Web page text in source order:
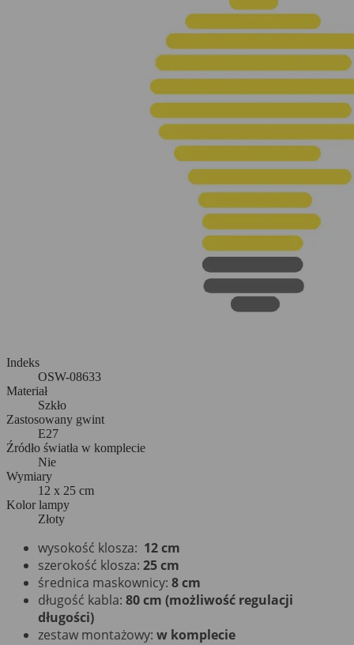
Indeks
OSW-08633
Materiał
Szkło
Zastosowany gwint
E27
Źródło światła w komplecie
Nie
Wymiary
12 x 25 cm
Kolor lampy
Złoty
wysokość klosza: 12 cm
szerokość klosza: 25 cm
średnica maskownicy: 8 cm
długość kabla: 80cm (możliwość regulacji
długości)
zestaw montażowy: w komplecie